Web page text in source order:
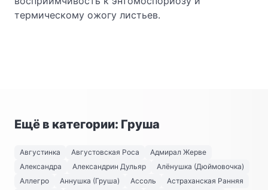
термическому ожогу листьев.
Ещё в категории: Груша
Августинка Августовская Роса
Адмирал Жерве
Александра
Александрин Дульяр
Алёнушка (Дюймовочка)
Аллегро
Аннушка (Груша) Ассоль
Астраханская Ранняя